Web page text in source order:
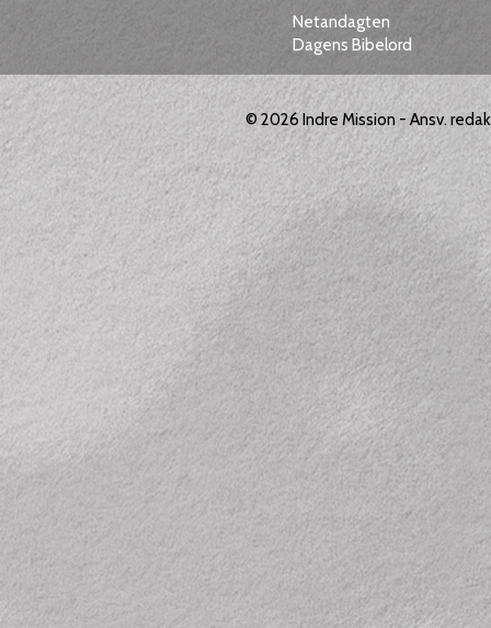
Netandagten
Dagens Bibelord
© 2026 Indre Mission - Ansv.